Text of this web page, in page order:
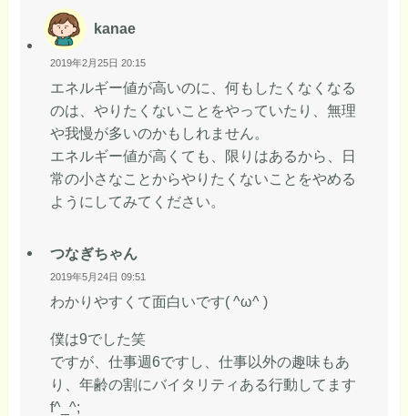
kanae
2019年2月25日 20:15
エネルギー値が高いのに、何もしたくなくなる
のは、やりたくないことをやっていたり、無理
や我慢が多いのかもしれません。
エネルギー値が高くても、限りはあるから、日
常の小さなことからやりたくないことをやめる
ようにしてみてください。
つなぎちゃん
2019年5月24日 09:51
わかりやすくて面白いです( ^ω^ )
僕は9でした笑
ですが、仕事週6ですし、仕事以外の趣味もあ
り、年齢の割にバイタリティある行動してます
f^_^;